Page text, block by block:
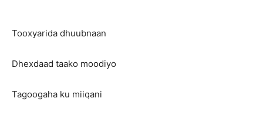
Tooxyarida dhuubnaan
Dhexdaad taako moodiyo
Tagoogaha ku miiqani